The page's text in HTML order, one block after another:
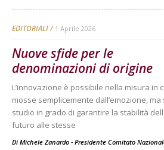
EDITORIALI 1 Aprile 2026
Nuove sfide per le
denominazioni di origine
L’innovazione è possibile nella misura in
mosse semplicemente dall’emozione,
studio in grado di garantire la stabilità
futuro alle stesse
Di Michele Zanardo - Presidente Comitato